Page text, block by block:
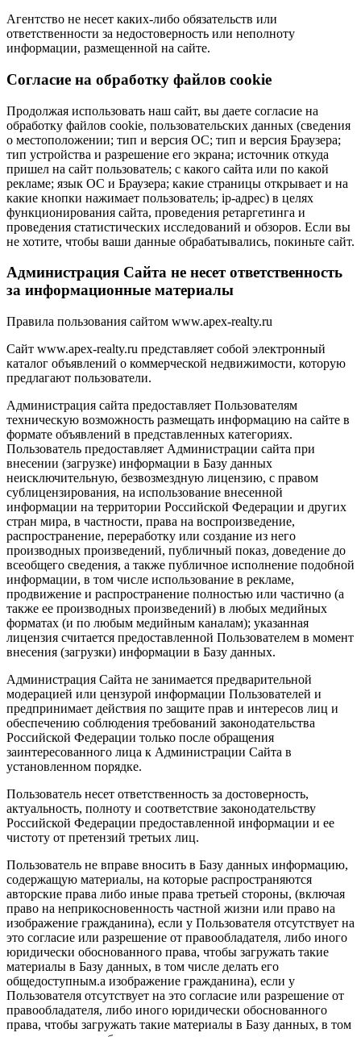
Агентство не несет каких-либо обязательств или
ответственности за недостоверность или неполноту
информации, размещенной на сайте.
Cогласие на обработку файлов cookie
Продолжая использовать наш сайт, вы даете согласие на
обработку файлов cookie, пользовательских данных (сведения
о местоположении; тип и версия ОС; тип и версия Браузера;
тип устройства и разрешение его экрана; источник откуда
пришел на сайт пользователь; с какого сайта или по какой
рекламе; язык ОС и Браузера; какие страницы открывает и на
какие кнопки нажимает пользователь; ip-адрес) в целях
функционирования сайта, проведения ретаргетинга и
проведения статистических исследований и обзоров. Если вы
не хотите, чтобы ваши данные обрабатывались, покиньте сайт.
Администрация Сайта не несет ответственность
за информационные материалы
Правила пользования сайтом www.apex-realty.ru
Сайт www.apex-realty.ru представляет собой электронный
каталог объявлений о коммерческой недвижимости, которую
предлагают пользователи.
Администрация сайта предоставляет Пользователям
техническую возможность размещать информацию на сайте в
формате объявлений в представленных категориях.
Пользователь предоставляет Администрации сайта при
внесении (загрузке) информации в Базу данных
неисключительную, безвозмездную лицензию, с правом
сублицензирования, на использование внесенной
информации на территории Российской Федерации и других
стран мира, в частности, права на воспроизведение,
распространение, переработку или создание из него
производных произведений, публичный показ, доведение до
всеобщего сведения, а также публичное исполнение подобной
информации, в том числе использование в рекламе,
продвижение и распространение полностью или частично (а
также ее производных произведений) в любых медийных
форматах (и по любым медийным каналам); указанная
лицензия считается предоставленной Пользователем в момент
внесения (загрузки) информации в Базу данных.
Администрация Сайта не занимается предварительной
модерацией или цензурой информации Пользователей и
предпринимает действия по защите прав и интересов лиц и
обеспечению соблюдения требований законодательства
Российской Федерации только после обращения
заинтересованного лица к Администрации Сайта в
установленном порядке.
Пользователь несет ответственность за достоверность,
актуальность, полноту и соответствие законодательству
Российской Федерации предоставленной информации и ее
чистоту от претензий третьих лиц.
Пользователь не вправе вносить в Базу данных информацию,
содержащую материалы, на которые распространяются
авторские права либо иные права третьей стороны, (включая
право на неприкосновенность частной жизни или право на
изображение гражданина), если у Пользователя отсутствует на
это согласие или разрешение от правообладателя, либо иного
юридически обоснованного права, чтобы загружать такие
материалы в Базу данных, в том числе делать его
общедоступным.а изображение гражданина), если у
Пользователя отсутствует на это согласие или разрешение от
правообладателя, либо иного юридически обоснованного
права, чтобы загружать такие материалы в Базу данных, в том